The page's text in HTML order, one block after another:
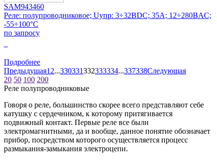
SAM943460
Реле: полупроводниковое; Uупр: 3÷32ВDC; 35А; 12÷280ВAC;
-55÷100°C
по запросу
Подробнее
Предыдущая1 2...330331332333334...337338Следующая
20 50 100 200
Реле полупроводниковые
Говоря о реле, большинство скорее всего представляют себе
катушку с сердечником, к которому притягивается
подвижный контакт. Первые реле все были
электромагнитными, да и вообще, данное понятие обозначает
прибор, посредством которого осуществляется процесс
размыкания-замыкания электроцепи.